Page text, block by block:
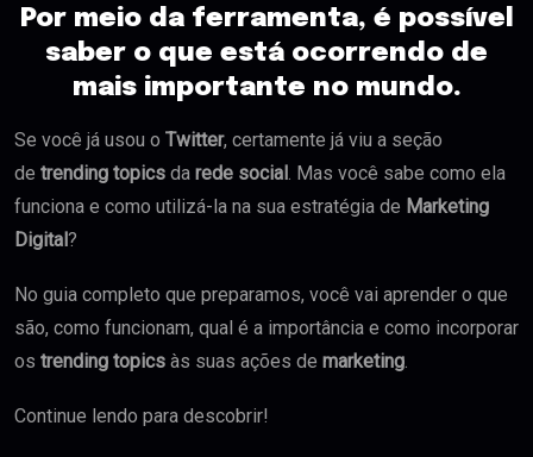
Por meio da ferramenta, é possível
saber o que está ocorrendo de
mais importante no mundo.
Se você já usou o Twitter, certamente já viu a seção
de trending topics da rede social. Mas você sabe como ela
funciona e como utilizá-la na sua estratégia de Marketing
Digital?
No guia completo que preparamos, você vai aprender o que
são, como funcionam, qual é a importância e como incorporar
os trending topics às suas ações de marketing.
Continue lendo para descobrir!